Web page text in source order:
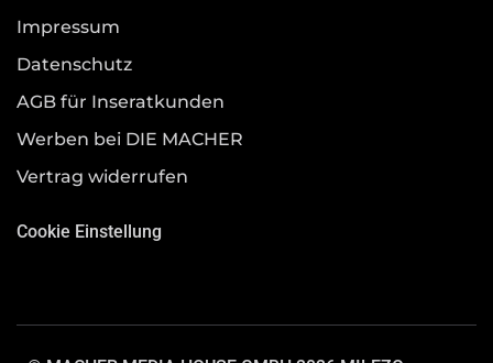
Impressum
Datenschutz
AGB für Inseratkunden
Werben bei DIE MACHER
Vertrag widerrufen
Cookie Einstellung